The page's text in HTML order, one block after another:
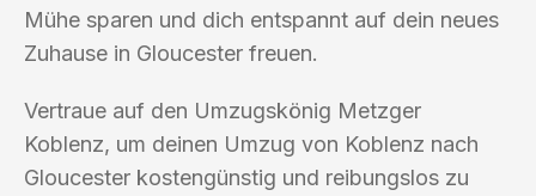
Mühe sparen und dich entspannt auf dein neues
Zuhause in Gloucester freuen.
Vertraue auf den Umzugskönig Metzger
Koblenz, um deinen Umzug von Koblenz nach
Gloucester kostengünstig und reibungslos zu